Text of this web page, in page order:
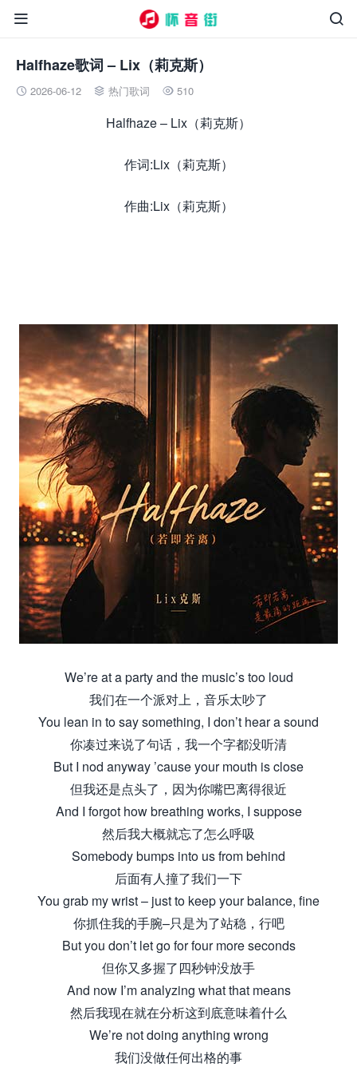


Halfhaze歌词 – Lix（莉克斯）
 2026-06-12  热门歌词  510
Halfhaze – Lix（莉克斯）
作词:Lix（莉克斯）
作曲:Lix（莉克斯）
We’re at a party and the music’s too loud
我们在一个派对上，音乐太吵了
You lean in to say something, I don’t hear a sound
你凑过来说了句话，我一个字都没听清
But I nod anyway ’cause your mouth is close
但我还是点头了，因为你嘴巴离得很近
And I forgot how breathing works, I suppose
然后我大概就忘了怎么呼吸
Somebody bumps into us from behind
后面有人撞了我们一下
You grab my wrist – just to keep your balance, fine
你抓住我的手腕–只是为了站稳，行吧
But you don’t let go for four more seconds
但你又多握了四秒钟没放手
And now I’m analyzing what that means
然后我现在就在分析这到底意味着什么
We’re not doing anything wrong
我们没做任何出格的事